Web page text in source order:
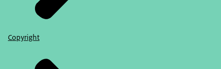
Copyright